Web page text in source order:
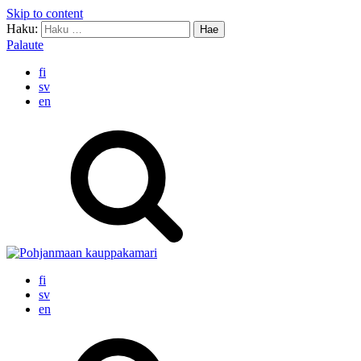
Skip to content
Haku:
Palaute
fi
sv
en
fi
sv
en